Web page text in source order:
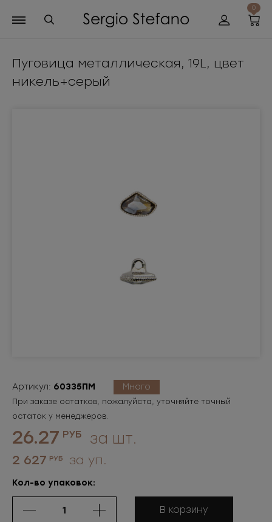
0
Пуговица металлическая, 19L, цвет
никель+серый
Артикул: 60335ПМ Много
При заказе остатков, пожалуйста, уточняйте точный
остаток у менеджеров.
26.27 РУБ за шт.
2 627 РУБ за уп.
Кол-во упаковок:
В корзину